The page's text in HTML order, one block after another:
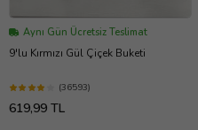
Aynı Gün Ücretsiz Teslimat
9'lu Kırmızı Gül Çiçek Buketi
(36593)
619,99 TL